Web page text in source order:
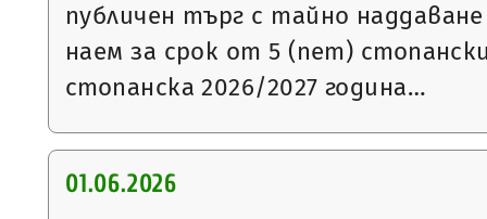
публичен търг с тайно
наем за срок от 5 (пет)
стопанска 2026/2027 година…
01.06.2026